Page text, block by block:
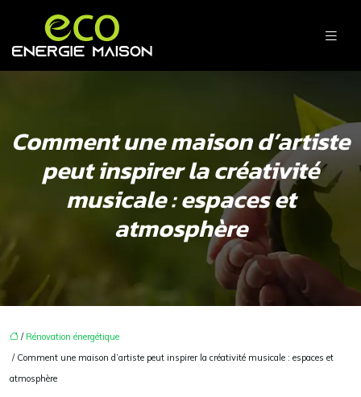
Comment une maison d’artiste
peut inspirer la créativité
musicale : espaces et
atmosphère
/ Rénovation énergétique
/ Comment une maison d’artiste peut inspirer la créativité musicale : espaces et
atmosphère